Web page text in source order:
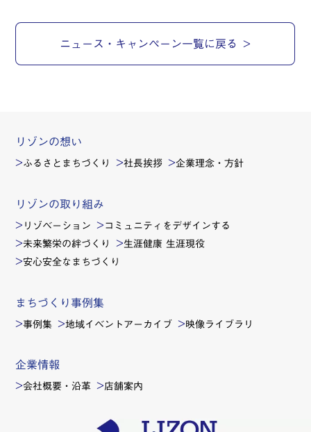
ニュース・キャンペーン一覧に戻る
リゾンの想い
ふるさとまちづくり 社長挨拶 企業理念・方針
リゾンの取り組み
リゾベーション コミュニティをデザインする
未来繁栄の絆づくり 生涯健康 生涯現役
安心安全なまちづくり
まちづくり事例集
事例集 地域イベントアーカイブ 映像ライブラリ
企業情報
会社概要・沿革 店舗案内